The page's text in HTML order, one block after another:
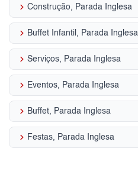
keyboard_arrow_right Construção, Parada Inglesa
keyboard_arrow_right Buffet Infantil, Parada Inglesa
keyboard_arrow_right Serviços, Parada Inglesa
keyboard_arrow_right Eventos, Parada Inglesa
keyboard_arrow_right Buffet, Parada Inglesa
keyboard_arrow_right Festas, Parada Inglesa